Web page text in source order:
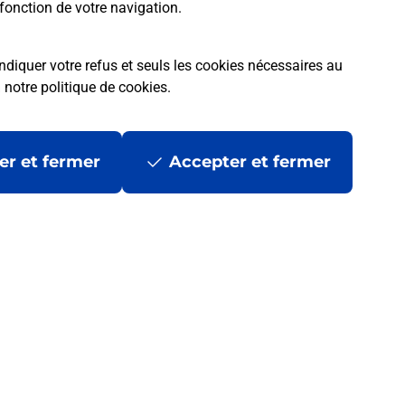
de votre navigation.
votre refus et seuls les cookies nécessaires au
notre politique de cookies.
et fermer Accepter et fermer
?